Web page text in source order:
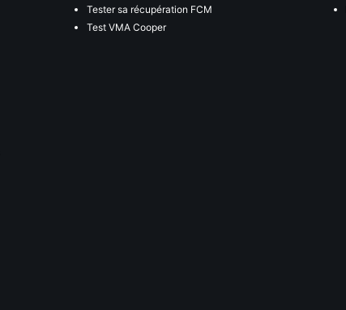
Tester sa récupération FCM
Test VMA Cooper